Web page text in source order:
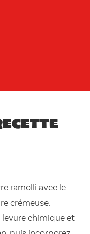
ramolli avec le
crémeuse.
levure chimique et